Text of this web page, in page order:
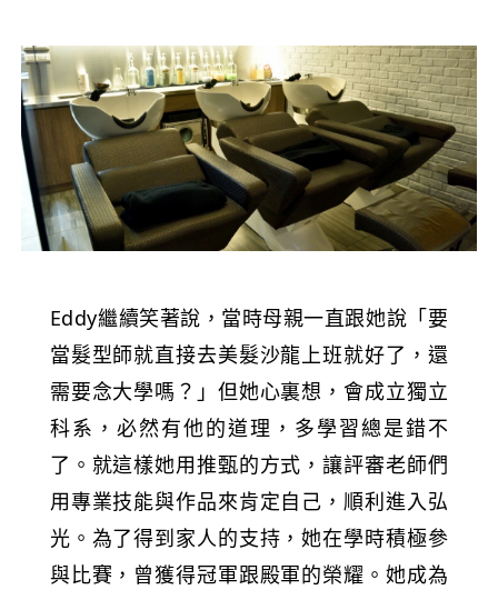
Eddy繼續笑著說，當時母親一直跟她說「要
當髮型師就直接去美髮沙龍上班就好了，還
需要念大學嗎？」但她心裏想，會成立獨立
科系，必然有他的道理，多學習總是錯不
了。就這樣她用推甄的方式，讓評審老師們
用專業技能與作品來肯定自己，順利進入弘
光。為了得到家人的支持，她在學時積極參
與比賽，曾獲得冠軍跟殿軍的榮耀。她成為